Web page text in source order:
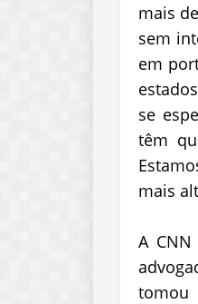
mais
sem
em
se
têm
mais
A
tomou